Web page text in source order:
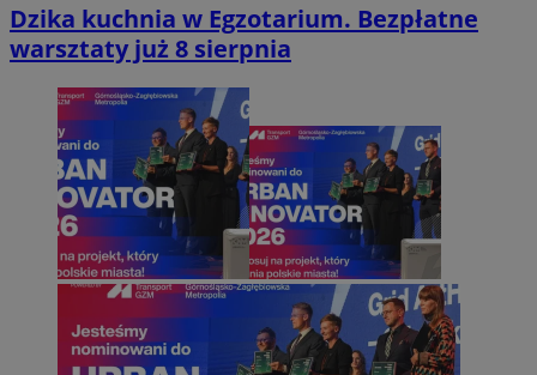
Dzika kuchnia w Egzotarium. Bezpłatne
warsztaty już 8 sierpnia